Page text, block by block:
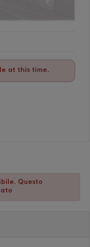
at this time.
Questo